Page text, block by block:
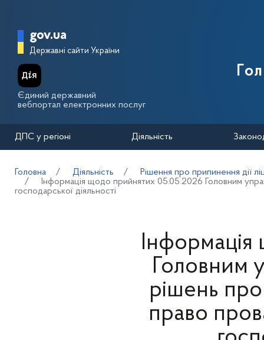
Головна сторінка Державної
gov.ua
Державні сайти України
Єдиний державний
вебпортал електронних послуг
ДПС у регіоні Діяльність
Головна Діяльність
Рішення про припинення дії
Інформація щодо прийнятих 05.05.2026 Головним
господарської діяльності
Головним
рішень про
право